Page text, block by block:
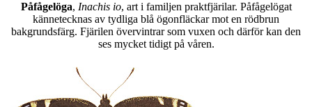
Påfågelöga, Inachis io, art i familjen praktfjärilar. Påfågelögat
kännetecknas av tydliga blå ögonfläckar mot en rödbrun
bakgrundsfärg. Fjärilen övervintrar som vuxen och därför kan den
ses mycket tidigt på våren.